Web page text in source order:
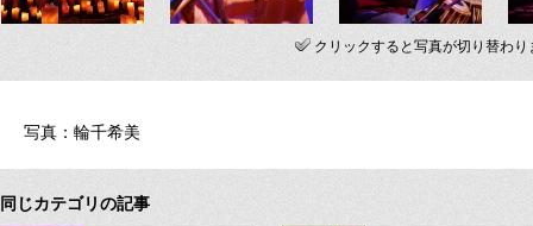
クリックすると写真が切り替わり
写真：輪千希美
同じカテゴリの記事